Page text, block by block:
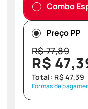
Combo
Preço PP
R$77,89
R$ 47,
Total: R$ 47,39
Formas de